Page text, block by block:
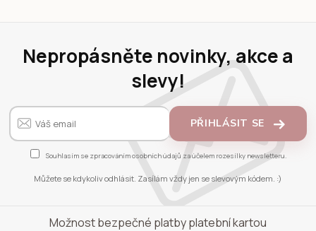
Nepropásněte novinky, akce a
slevy!
PŘIHLÁSIT SE
Souhlasím se zpracováním osobních údajů za účelem rozesílky newsletteru.
Můžete se kdykoliv odhlásit. Zasílám vždy jen se slevovým kódem. :)
Možnost bezpečné platby platební kartou